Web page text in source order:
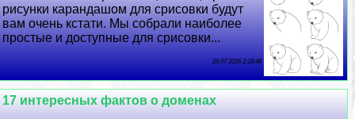
рисунки карандашом для срисовки будут
вам очень кстати. Мы собрали наиболее
простые и доступные для срисовки...
26 07 2026 2:18:48
17 интересных фактов о доменах